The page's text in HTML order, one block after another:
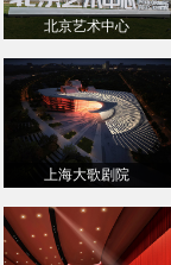
北京艺术中心
上海大歌剧院